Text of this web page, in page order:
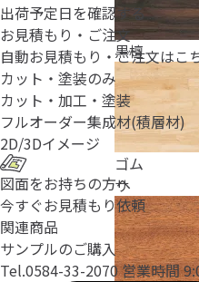
黒檀
ゴム
サ
出荷予定日を確認する
お見積もり・ご注文
自動お見積もり・ご注文はこ
カット・塗装のみ
カット・加工・塗装
フルオーダー集成材(積層材)
2D/3Dイメージ
図面をお持ちの方へ
今すぐお見積もり依頼
関連商品
サンプルのご購入
Tel.0584-33-2070営業時間